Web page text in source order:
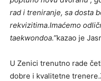
rad i treniranje, sa dosta
rekvizitima.Imaćemo
taekwondoa.”kazao je
U Zenici trenutno rade
dobre i kvalitetne